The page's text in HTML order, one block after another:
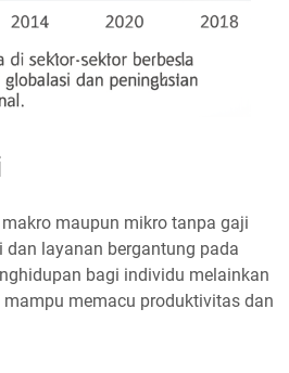
maupun mikro tanpa gaji
layanan bergantung pada
bagi individu melainkan
memacu produktivitas dan